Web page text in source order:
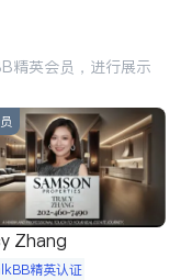
精英会员，进行展示
Zhang
精英认证